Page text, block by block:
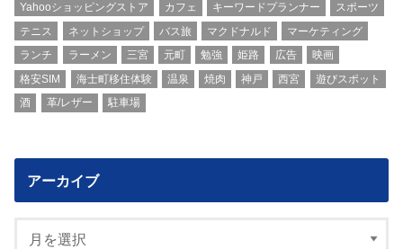
Yahooショッピングストア
カフェ キーワードプランナー
スポーツ
テニス
ネットショップ バス旅 マクドナルド
マーケティング
ランチ
ラーメン 三宮 元町 勉強 姫路 広告
映画
格安SIM
海士町移住体験 温泉 焼肉 神戸 西宮
遊びスポット
酒
革/レザー 駐車場
アーカイブ